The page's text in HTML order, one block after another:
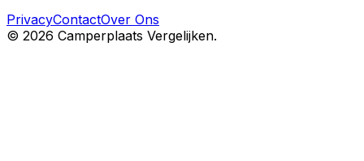
PrivacyContactOver Ons
© 2026 Camperplaats Vergelijken.